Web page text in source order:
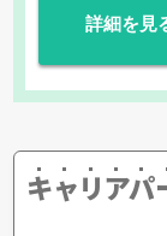
詳細を見
キャリアパ